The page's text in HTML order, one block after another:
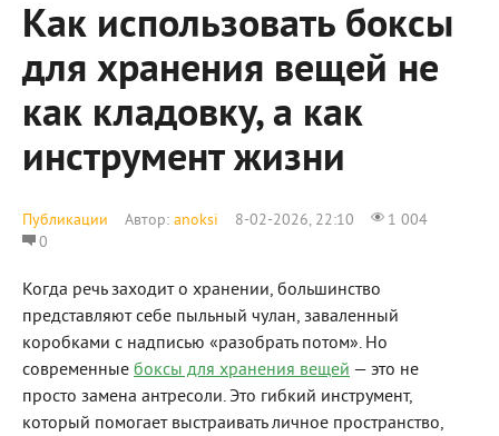
Как использовать боксы
для хранения вещей не
как кладовку, а как
инструмент жизни
Публикации Автор: anoksi 8-02-2026, 22:10
1 004
0
Когда речь заходит о хранении, большинство
представляют себе пыльный чулан, заваленный
коробками с надписью «разобрать потом». Но
современные боксы для хранения вещей — это не
просто замена антресоли. Это гибкий инструмент,
который помогает выстраивать личное пространство,